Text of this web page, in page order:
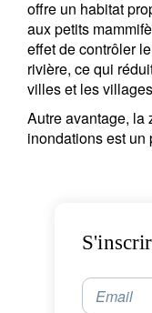
offre un habitat
aux petits
effet de contrôler
rivière, ce qui
villes et les
Autre avantage, la
inondations est un
Email